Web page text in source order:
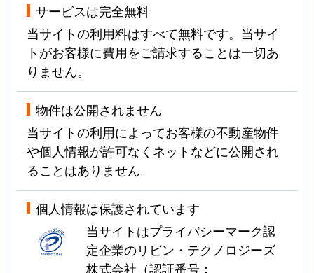
サービスは完全無料
当サイトの利用料はすべて無料です。当サイ
トがお客様に費用をご請求することは一切あ
りません。
物件は公開されません
当サイトの利用によってお客様の不動産物件
や個人情報が許可なくネットなどに公開され
ることはありません。
個人情報は保護されています
当サイトはプライバシーマーク認
定企業のリビン・テクノロジーズ
株式会社（認証番号：